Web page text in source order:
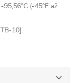
(-45°F až
10]